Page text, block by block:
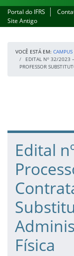
Portal do IFRS
Site Antigo
VOCÊ ESTÁ EM:
EDITAL Nº 32/2023 –
PROFESSOR
Fim da navegação
Início do
Edital
Física